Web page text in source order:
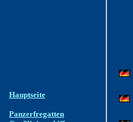
Hauptseite
Panzerfregatten